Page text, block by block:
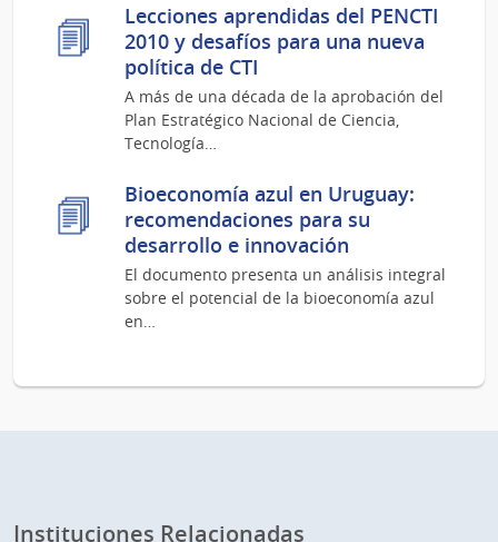
Lecciones aprendidas del PENCTI
2010 y desafíos para una nueva
política de CTI
A más de una década de la aprobación del
Plan Estratégico Nacional de Ciencia,
Tecnología…
Bioeconomía azul en Uruguay:
recomendaciones para su
desarrollo e innovación
El documento presenta un análisis integral
sobre el potencial de la bioeconomía azul
en…
Instituciones Relacionadas